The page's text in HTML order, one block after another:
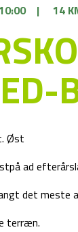
| 14
Øst
ad
det meste
terræn.